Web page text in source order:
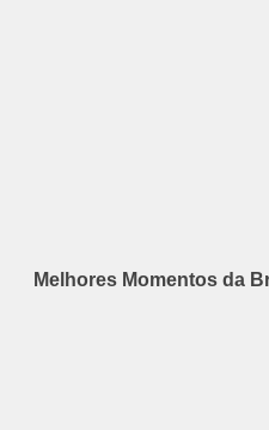
Melhores Momentos da